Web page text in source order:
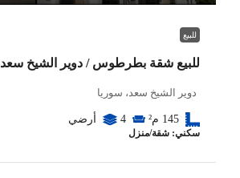
للبيع
للبيع شقة بطرطوس / دوير الشيخ سعد
دوير الشيخ سعد، سوريا
145 م² 4 أرضي
سكني: شقة/منزل